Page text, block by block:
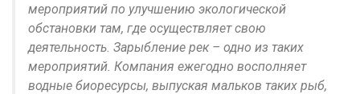
мероприятий по улучшению экологической
обстановки там, где осуществляет свою
деятельность. Зарыбление рек – одно из таких
мероприятий. Компания ежегодно восполняет
водные биоресурсы, выпуская мальков таких рыб,